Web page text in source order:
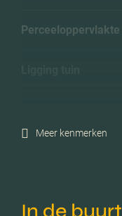
Perceeloppervlakte
Meer kenmerken
In de buurt